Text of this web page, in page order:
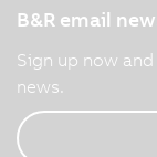
B&R email
Sign up now
news.